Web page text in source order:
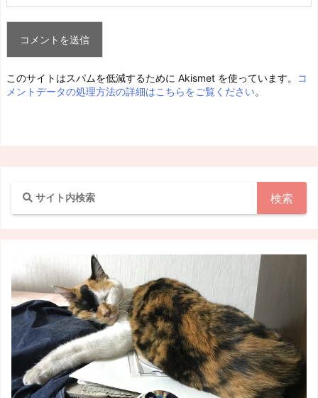
このサイトはスパムを低減するために Akismet を使っています。
コ
メントデータの処理方法の詳細はこちらをご覧ください。